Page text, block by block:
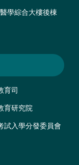
學綜合大樓後棟
育司
育研究院
試入學分發委員會